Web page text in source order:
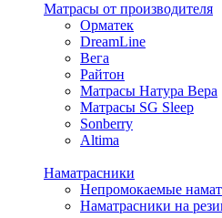
Матрасы от производителя
Орматек
DreamLine
Вега
Райтон
Матрасы Натура Вера
Матрасы SG Sleep
Sonberry
Altima
Наматрасники
Непромокаемые
Наматрасники на